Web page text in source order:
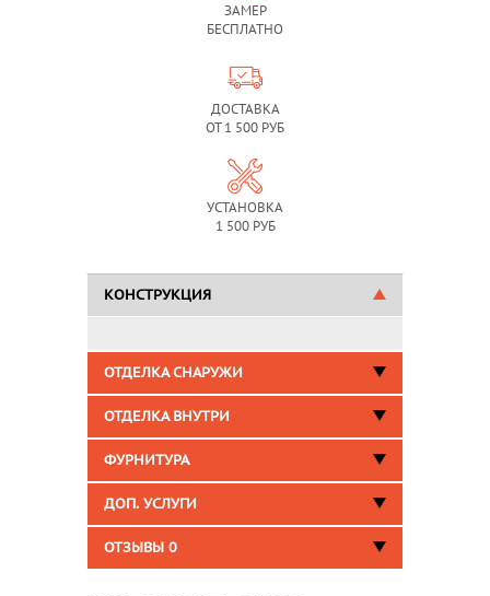
ЗАМЕР
БЕСПЛАТНО
ДОСТАВКА
ОТ 1 500 РУБ
УСТАНОВКА
1 500 РУБ
КОНСТРУКЦИЯ
ОТДЕЛКА СНАРУЖИ
ОТДЕЛКА ВНУТРИ
ФУРНИТУРА
ДОП. УСЛУГИ
ОТЗЫВЫ 0